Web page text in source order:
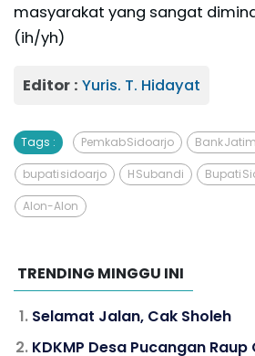
masyarakat yang sangat
(ih/yh)
Editor : Yuris. T. Hidayat
Tags : Pemkab Sidoarjo Bank Jatim
bupati sidoarjo H Subandi Bupati
Alon-Alon
TRENDING MINGGU INI
Selamat Jalan, Cak Sholeh
KDKMP Desa Pucangan Raup